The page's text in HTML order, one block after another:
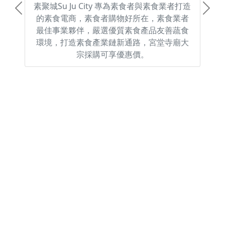
素聚城Su Ju City 專為素食者與素食業者打造
的素食電商，素食者購物好所在，素食業者
最佳事業夥伴，嚴選優質素食產品友善蔬食
環境，打造素食產業鏈新通路，宮堂寺廟大
宗採購可享優惠價。
Previous Next